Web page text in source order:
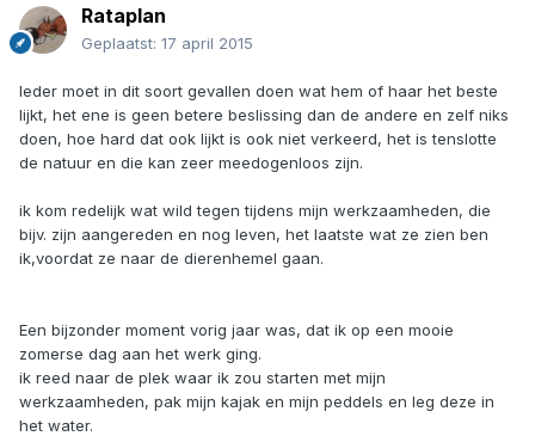
Rataplan
Geplaatst: 17 april 2015
Ieder moet in dit soort gevallen doen wat hem of haar het beste
lijkt, het ene is geen betere beslissing dan de andere en zelf niks
doen, hoe hard dat ook lijkt is ook niet verkeerd, het is tenslotte
de natuur en die kan zeer meedogenloos zijn.
ik kom redelijk wat wild tegen tijdens mijn werkzaamheden, die
bijv. zijn aangereden en nog leven, het laatste wat ze zien ben
ik,voordat ze naar de dierenhemel gaan.
Een bijzonder moment vorig jaar was, dat ik op een mooie
zomerse dag aan het werk ging.
ik reed naar de plek waar ik zou starten met mijn
werkzaamheden, pak mijn kajak en mijn peddels en leg deze in
het water.